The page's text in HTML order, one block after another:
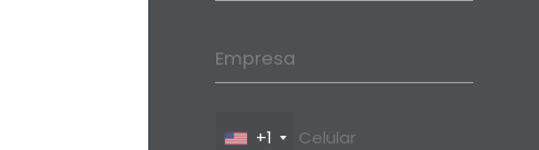
Empresa
+1